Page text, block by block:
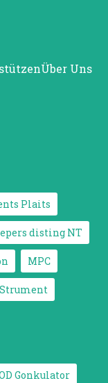
Über Uns
Plaits
disting NT
MPC
Gonkulator